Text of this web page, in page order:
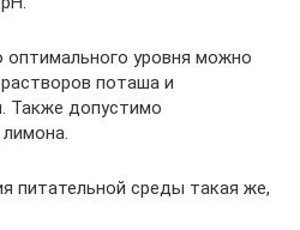
уровня можно
поташа и
Также допустимо
питательной среды такая же,